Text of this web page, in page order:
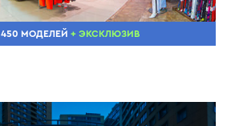
450 МОДЕЛЕЙ + ЭКСКЛЮЗИВ